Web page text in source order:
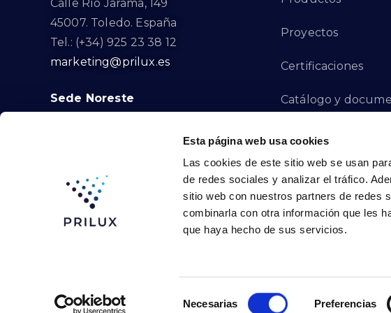
Esta página web usa cookies
Las cookies de este sitio web se usan
de redes sociales y analizar el tráfico.
sitio web con nuestros partners de redes
combinarla con otra información que les
que haya hecho de sus servicios.
Necesarias Preferencias
Calle Río Jarama, 149
45007. Toledo. España
Tel.: (+34) 925 23 38 12
marketing@prilux.es
Sede Noreste
Calle Del Torrent Fondo, s/n
Barcelona. España
Tel.: (+34) 93 719 23 29
marketing@prilux.es
Proyectos
Certificaciones
Catálogo y
Canal de
Contacto
2026